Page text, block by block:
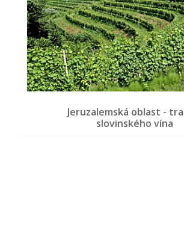
Jeruzalemská oblast -
slovinského vína